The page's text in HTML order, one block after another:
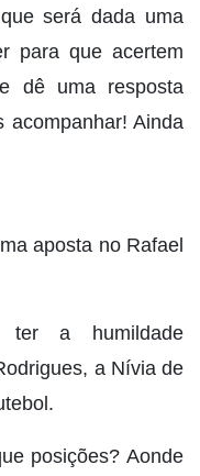
será dada uma
para que acertem
dê uma resposta
acompanhar! Ainda
aposta no Rafael
ter a humildade
a Nívia de
posições? Aonde